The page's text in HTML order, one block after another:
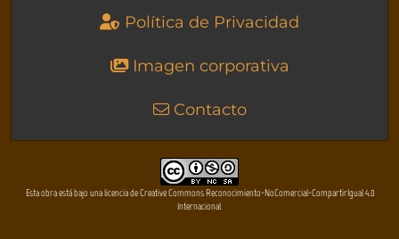
Política de Privacidad
Imagen corporativa
Contacto
Esta obra está bajo una licencia de Creative Commons Reconocimiento-NoComercial-CompartirIgual 4.0
Internacional